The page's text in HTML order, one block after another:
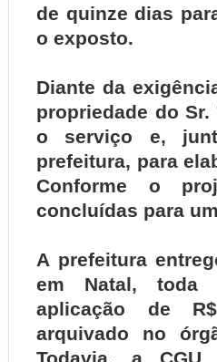
de quinze dias
o exposto.
Diante da
propriedade do
o serviço e,
prefeitura, para
Conforme o
concluídas para
A prefeitura
em Natal, toda
aplicação de
arquivado no
Todavia, a